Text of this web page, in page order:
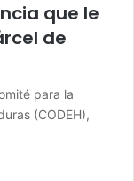
que le
de
para la
(CODEH),